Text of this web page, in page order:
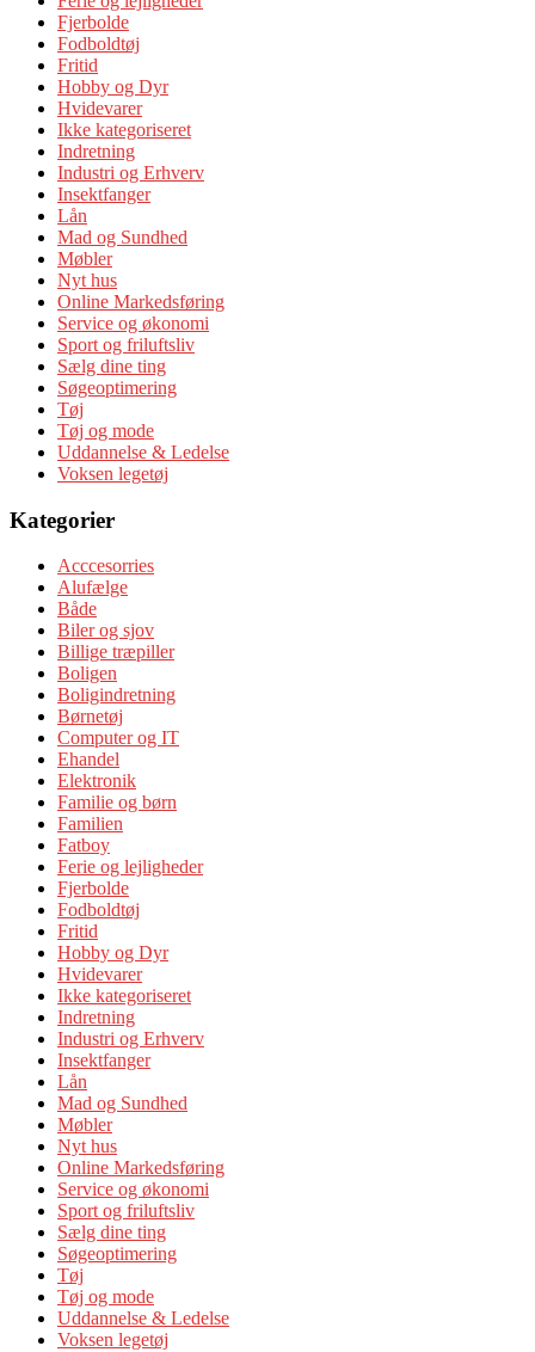
Fjerbolde
Fodboldtøj
Fritid
Hobby og Dyr
Hvidevarer
Ikke kategoriseret
Indretning
Industri og Erhverv
Insektfanger
Lån
Mad og Sundhed
Møbler
Nyt hus
Online Markedsføring
Service og økonomi
Sport og friluftsliv
Sælg dine ting
Søgeoptimering
Tøj
Tøj og mode
Uddannelse & Ledelse
Voksen legetøj
Kategorier
Acccesorries
Alufælge
Både
Biler og sjov
Billige træpiller
Boligen
Boligindretning
Børnetøj
Computer og IT
Ehandel
Elektronik
Familie og børn
Familien
Fatboy
Ferie og lejligheder
Fjerbolde
Fodboldtøj
Fritid
Hobby og Dyr
Hvidevarer
Ikke kategoriseret
Indretning
Industri og Erhverv
Insektfanger
Lån
Mad og Sundhed
Møbler
Nyt hus
Online Markedsføring
Service og økonomi
Sport og friluftsliv
Sælg dine ting
Søgeoptimering
Tøj
Tøj og mode
Uddannelse & Ledelse
Voksen legetøj